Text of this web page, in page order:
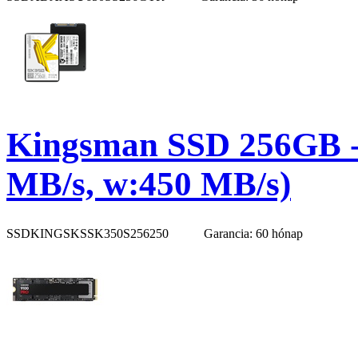
Kingsman SSD
MB/s, w:450 MB/s)
SSDKINGSKSSK350S256250 Garancia: 60 hónap